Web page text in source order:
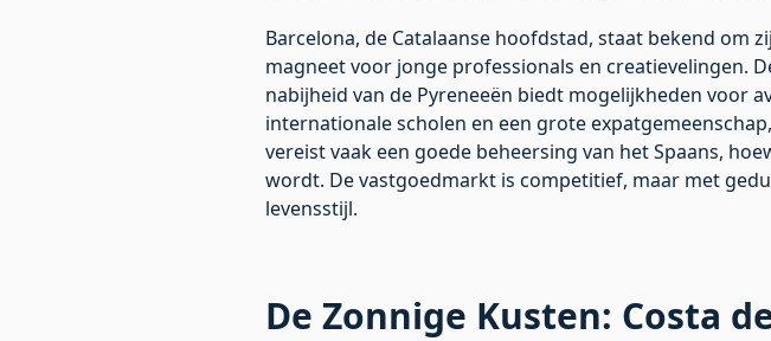
Barcelona, de Catalaanse hoofdstad, staat bekend om
magneet voor jonge professionals en creatievelingen.
nabijheid van de Pyreneeën biedt mogelijkheden voor
internationale scholen en een grote
vereist vaak een goede beheersing van het Spaans,
wordt. De vastgoedmarkt is competitief, maar met
levensstijl.
De Zonnige Kusten: Costa